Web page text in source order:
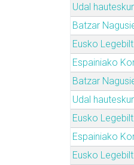
Udal
Batzar
Eusko
Espainiako
Batzar
Udal
Eusko
Espainiako
Eusko